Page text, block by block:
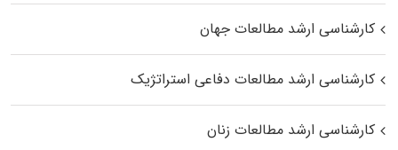
کارشناسی ارشد مطالعات جهان
کارشناسی ارشد مطالعات دفاعی استراتژیک
کارشناسی ارشد مطالعات زنان